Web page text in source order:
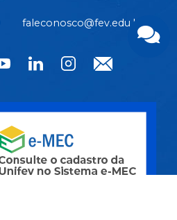
faleconosco@fev.edu.br